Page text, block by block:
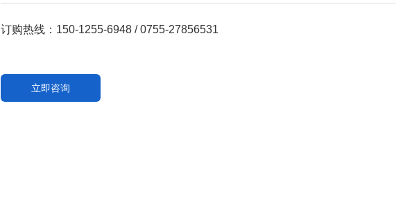
订购热线：150-1255-6948 / 0755-27856531
立即咨询